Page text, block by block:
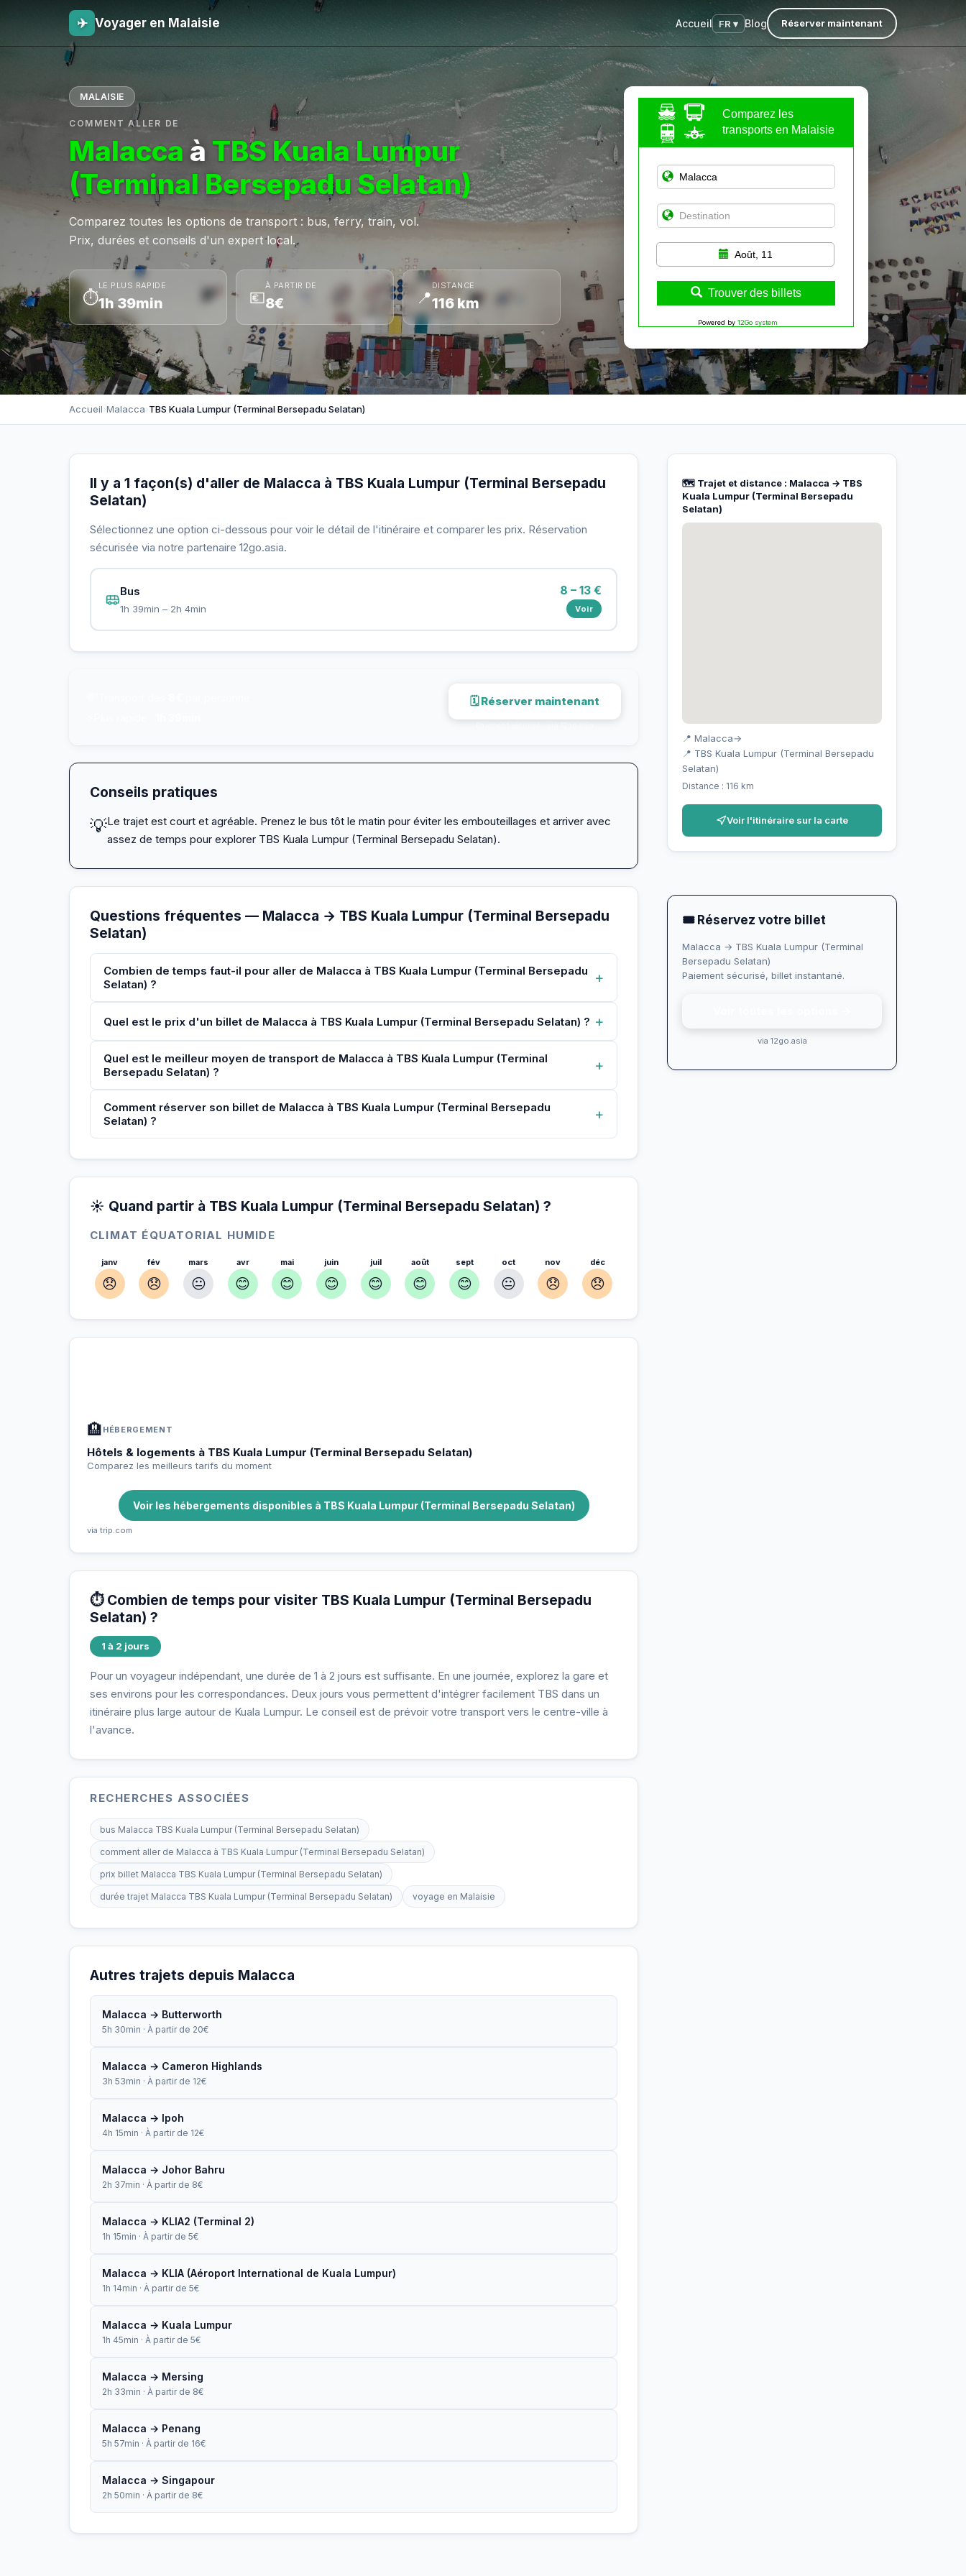
✈ Voyager en Malaisie Accueil FR ▾ Blog Réserver maintenant
MALAISIE
COMMENT ALLER DE
Malacca à TBS Kuala Lumpur
(Terminal Bersepadu Selatan)
Comparez toutes les options de transport : bus, ferry, train, vol.
Prix, durées et conseils d'un expert local.
⏱
LE PLUS RAPIDE
1h 39min 💶
À PARTIR DE
8€ 📍
DISTANCE
116 km
Comparez les
transports en Malaisie
Août, 11
Trouver des billets
Powered by 12Go system
Accueil›Malacca›TBS Kuala Lumpur (Terminal Bersepadu Selatan)
🗺️ Trajet et distance : Malacca → TBS
Kuala Lumpur (Terminal Bersepadu
Selatan)
📍 Malacca→
📍 TBS Kuala Lumpur (Terminal Bersepadu
Selatan)
Distance : 116 km
Voir l'itinéraire sur la carte
Il y a 1 façon(s) d'aller de Malacca à TBS Kuala Lumpur (Terminal Bersepadu
Selatan)
Sélectionnez une option ci-dessous pour voir le détail de l'itinéraire et comparer les prix. Réservation
sécurisée via notre partenaire 12go.asia.
Bus
1h 39min – 2h 4min
8 – 13 €
Voir
🗓 Réserver maintenant
Conseils pratiques
💡Le trajet est court et agréable. Prenez le bus tôt le matin pour éviter les embouteillages et arriver avec
assez de temps pour explorer TBS Kuala Lumpur (Terminal Bersepadu Selatan).
Questions fréquentes — Malacca → TBS Kuala Lumpur (Terminal Bersepadu
Selatan)
Combien de temps faut-il pour aller de Malacca à TBS Kuala Lumpur (Terminal Bersepadu
Selatan) ?
+
Quel est le prix d'un billet de Malacca à TBS Kuala Lumpur (Terminal Bersepadu Selatan) ? +
Quel est le meilleur moyen de transport de Malacca à TBS Kuala Lumpur (Terminal
Bersepadu Selatan) ?
+
Comment réserver son billet de Malacca à TBS Kuala Lumpur (Terminal Bersepadu
Selatan) ?
+
☀️ Quand partir à TBS Kuala Lumpur (Terminal Bersepadu Selatan) ?
CLIMAT ÉQUATORIAL HUMIDE
janv
😞
fév
😞
mars
😐
avr
😊
mai
😊
juin
😊
juil
😊
août
😊
sept
😊
oct
😐
nov
😞
déc
😞
🏨 HÉBERGEMENT
Hôtels & logements à TBS Kuala Lumpur (Terminal Bersepadu Selatan)
Comparez les meilleurs tarifs du moment
Voir les hébergements disponibles à TBS Kuala Lumpur (Terminal Bersepadu Selatan)
via trip.com
⏱️ Combien de temps pour visiter TBS Kuala Lumpur (Terminal Bersepadu
Selatan) ?
1 à 2 jours
Pour un voyageur indépendant, une durée de 1 à 2 jours est suffisante. En une journée, explorez la gare et
ses environs pour les correspondances. Deux jours vous permettent d'intégrer facilement TBS dans un
itinéraire plus large autour de Kuala Lumpur. Le conseil est de prévoir votre transport vers le centre-ville à
l'avance.
RECHERCHES ASSOCIÉES
bus Malacca TBS Kuala Lumpur (Terminal Bersepadu Selatan)
comment aller de Malacca à TBS Kuala Lumpur (Terminal Bersepadu Selatan)
prix billet Malacca TBS Kuala Lumpur (Terminal Bersepadu Selatan)
durée trajet Malacca TBS Kuala Lumpur (Terminal Bersepadu Selatan) voyage en Malaisie
Autres trajets depuis Malacca
Malacca → Butterworth
5h 30min · À partir de 20€
Malacca → Cameron Highlands
3h 53min · À partir de 12€
Malacca → Ipoh
4h 15min · À partir de 12€
Malacca → Johor Bahru
2h 37min · À partir de 8€
Malacca → KLIA2 (Terminal 2)
1h 15min · À partir de 5€
Malacca → KLIA (Aéroport International de Kuala Lumpur)
1h 14min · À partir de 5€
Malacca → Kuala Lumpur
1h 45min · À partir de 5€
Malacca → Mersing
2h 33min · À partir de 8€
Malacca → Penang
5h 57min · À partir de 16€
Malacca → Singapour
2h 50min · À partir de 8€
🎟 Réservez votre billet
Malacca → TBS Kuala Lumpur (Terminal
Bersepadu Selatan)
Paiement sécurisé, billet instantané.
via 12go.asia